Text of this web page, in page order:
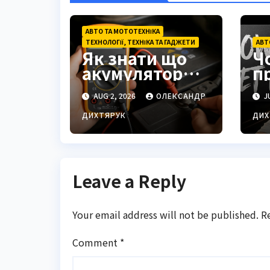
АВТО ТА МОТОТЕХНІКА
ТЕХНОЛОГІЇ, ТЕХНІКА ТА ГАДЖЕТИ
Як знати що
акумулятор
заряджений:
повний
посібник з
методами
AUG 2, 2026
ОЛЕКСАНДР
ДИХТЯРУК
Leave a Reply
Your email address will not be published.
Comment *